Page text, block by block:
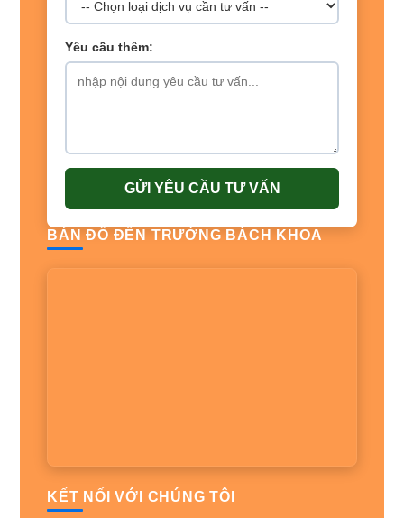
Yêu cầu thêm:
GỬI YÊU CẦU TƯ VẤN
BẢN ĐỒ ĐẾN TRƯỜNG BÁCH KHOA
KẾT NỐI VỚI CHÚNG TÔI